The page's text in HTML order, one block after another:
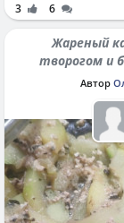
3 6
Жареный кабачок с
творогом и
Автор